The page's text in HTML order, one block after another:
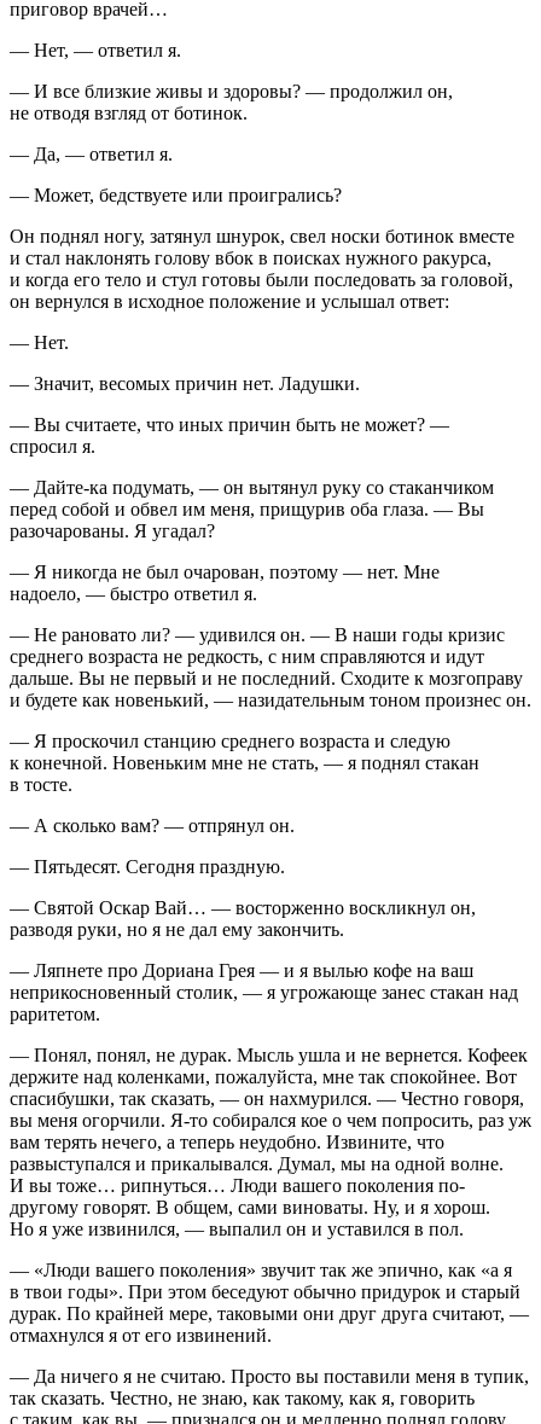
приговор врачей…
— Нет, — ответил я.
— И все близкие живы и здоровы? — продолжил он,
не отводя взгляд от ботинок.
— Да, — ответил я.
— Может, бедствуете или проигрались?
Он поднял ногу, затянул шнурок, свел носки ботинок вместе
и стал наклонять голову вбок в поисках нужного ракурса,
и когда его тело и стул готовы были последовать за головой,
он вернулся в исходное положение и услышал ответ:
— Нет.
— Значит, весомых причин нет. Ладушки.
— Вы считаете, что иных причин быть не может? —
спросил я.
— Дайте-ка подумать, — он вытянул руку со стаканчиком
перед собой и обвел им меня, прищурив оба глаза. — Вы
разочарованы. Я угадал?
— Я никогда не был очарован, поэтому — нет. Мне
надоело, — быстро ответил я.
— Не рановато ли? — удивился он. — В наши годы кризис
среднего возраста не редкость, с ним справляются и идут
дальше. Вы не первый и не последний. Сходите к мозгоправу
и будете как новенький, — назидательным тоном произнес он.
— Я проскочил станцию среднего возраста и следую
к конечной. Новеньким мне не стать, — я поднял стакан
в тосте.
— А сколько вам? — отпрянул он.
— Пятьдесят. Сегодня праздную.
— Святой Оскар Вай… — восторженно воскликнул он,
разводя руки, но я не дал ему закончить.
— Ляпнете про Дориана Грея — и я вылью кофе на ваш
неприкосновенный столик, — я угрожающе занес стакан над
раритетом.
— Понял, понял, не дурак. Мысль ушла и не вернется. Кофеек
держите над коленками, пожалуйста, мне так спокойнее. Вот
спасибушки, так сказать, — он нахмурился. — Честно говоря,
вы меня огорчили. Я-то собирался кое о чем попросить, раз уж
вам терять нечего, а теперь неудобно. Извините, что
развыступался и прикалывался. Думал, мы на одной волне.
И вы тоже… рипнуться… Люди вашего поколения по-
другому говорят. В общем, сами виноваты. Ну, и я хорош.
Но я уже извинился, — выпалил он и уставился в пол.
— «Люди вашего поколения» звучит так же эпично, как «а я
в твои годы». При этом беседуют обычно придурок и старый
дурак. По крайней мере, таковыми они друг друга считают, —
отмахнулся я от его извинений.
— Да ничего я не считаю. Просто вы поставили меня в тупик,
так сказать. Честно, не знаю, как такому, как я, говорить
с таким, как вы, — признался он и медленно поднял голову,